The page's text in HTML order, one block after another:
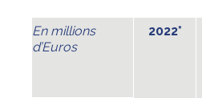
En millions
d’Euros
2022*